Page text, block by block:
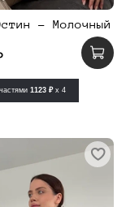
- Молочный
1123 ₽ x 4